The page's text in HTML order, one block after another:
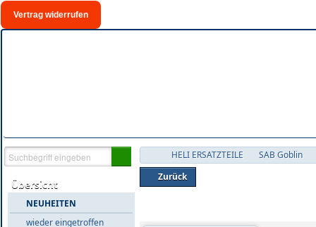
Vertrag widerrufen
Übersicht
NEUHEITEN
wieder eingetroffen
HELI ERSATZTEILE
SAB Goblin
Zurück